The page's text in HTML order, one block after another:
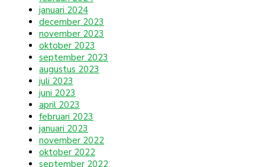
januari 2024
december 2023
november 2023
oktober 2023
september 2023
augustus 2023
juli 2023
juni 2023
april 2023
februari 2023
januari 2023
november 2022
oktober 2022
september 2022